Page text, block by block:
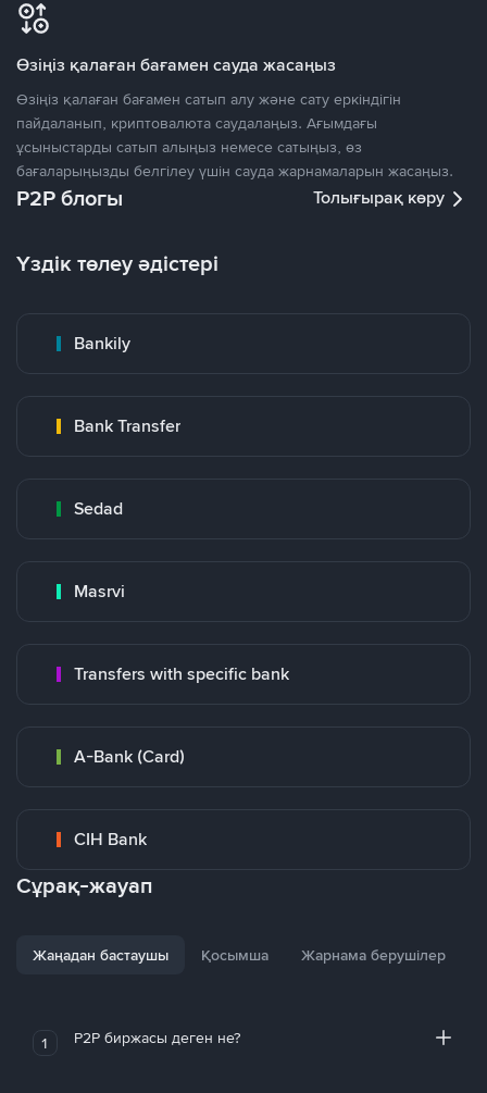
Өзіңіз қалаған бағамен сауда жасаңыз
Өзіңіз қалаған бағамен сатып алу және сату еркіндігін
пайдаланып, криптовалюта саудалаңыз. Ағымдағы
ұсыныстарды сатып алыңыз немесе сатыңыз, өз
бағаларыңызды белгілеу үшін сауда жарнамаларын жасаңыз.
P2P блогы Толығырақ көру
Үздік төлеу әдістері
Bankily
Bank Transfer
Sedad
Masrvi
Transfers with specific bank
A-Bank (Card)
CIH Bank
Сұрақ-жауап
Жаңадан бастаушы Қосымша Жарнама берушілер
1 P2P биржасы деген не?